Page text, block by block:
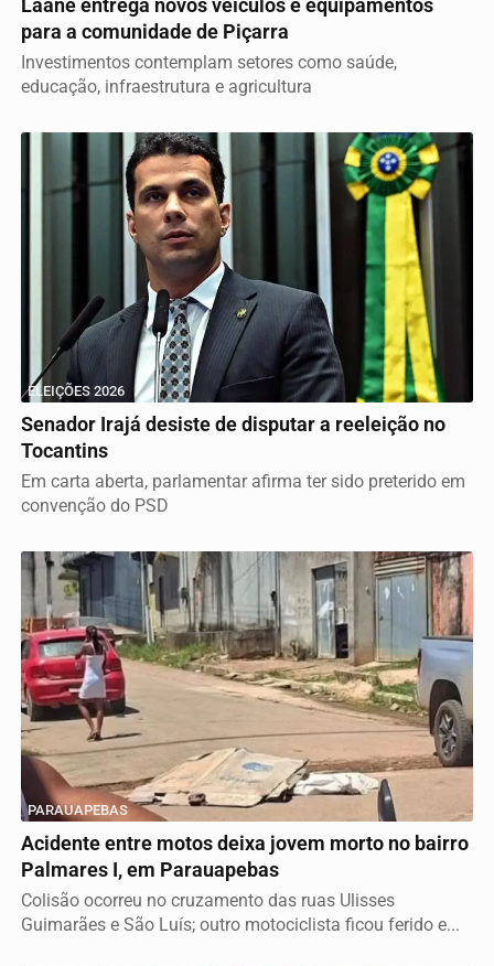
Laane entrega novos veículos e equipamentos
para a comunidade de Piçarra
Investimentos contemplam setores como saúde,
educação, infraestrutura e agricultura
ELEIÇÕES 2026
Senador Irajá desiste de disputar a reeleição no
Tocantins
Em carta aberta, parlamentar afirma ter sido preterido em
convenção do PSD
PARAUAPEBAS
Acidente entre motos deixa jovem morto no bairro
Palmares I, em Parauapebas
Colisão ocorreu no cruzamento das ruas Ulisses
Guimarães e São Luís; outro motociclista ficou ferido e...